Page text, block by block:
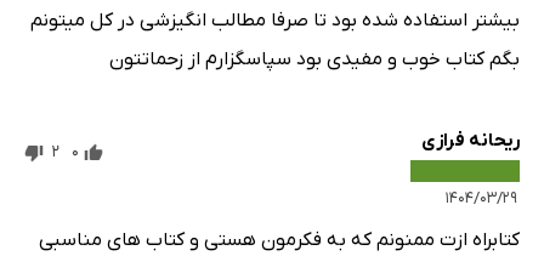
بیشتر استفاده شده بود تا صرفا مطالب انگیزشی در کل میتونم
بگم کتاب خوب و مفیدی بود سپاسگزارم از زحماتتون
ریحانه فرازی
۱۴۰۴/۰۳/۲۹
0
2
کتابراه ازت ممنونم که به فکرمون هستی و کتاب های مناسبی